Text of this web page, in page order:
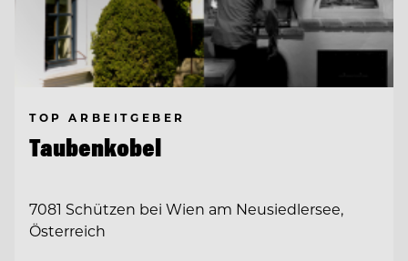
TOP ARBEITGEBER
Taubenkobel
7081 Schützen bei Wien am Neusiedlersee,
Österreich